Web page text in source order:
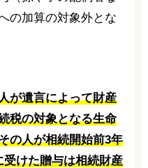
の加算の対象外とな
が遺言によって財産
税の対象となる生命
の人が相続開始前3年
けた贈与は相続財産